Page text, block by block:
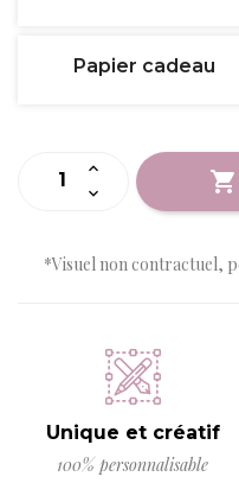
Papier cadeau
*Visuel non contractuel,
Unique et créatif
100% personnalisable